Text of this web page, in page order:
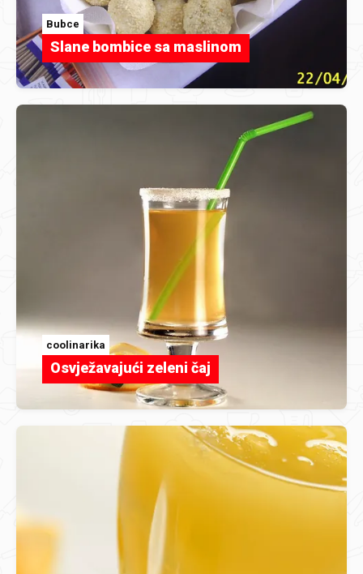
Bubce
Slane bombice sa maslinom
coolinarika
Osvježavajući zeleni čaj